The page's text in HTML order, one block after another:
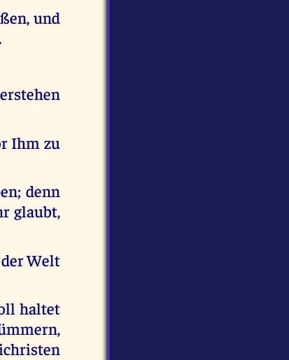
und
Ihm zu
denn
glaubt,
Welt
haltet